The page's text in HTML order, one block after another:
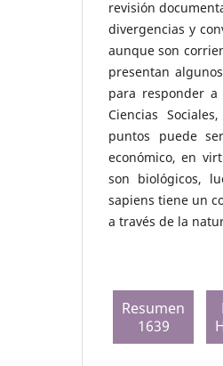
revisión
divergencias y
aunque son
presentan
para responder
Ciencias
puntos puede
económico, en
son biológicos,
sapiens tiene un
a través de la
Resumen
1639